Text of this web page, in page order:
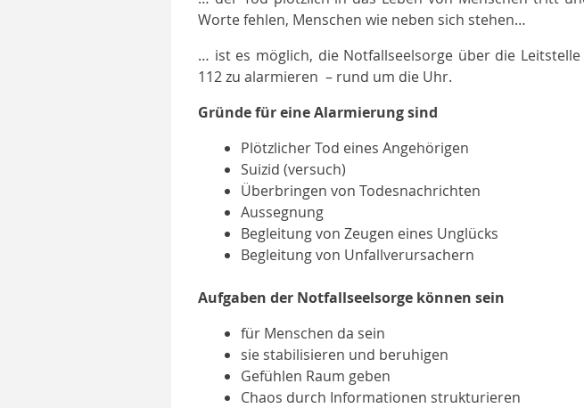
Worte fehlen, Menschen wie neben sich stehen…
… ist es möglich, die Notfallseelsorge über die
112 zu alarmieren – rund um die Uhr.
Gründe für eine Alarmierung sind
Plötzlicher Tod eines Angehörigen
Suizid (versuch)
Überbringen von Todesnachrichten
Aussegnung
Begleitung von Zeugen eines Unglücks
Begleitung von Unfallverursachern
Aufgaben der Notfallseelsorge können sein
für Menschen da sein
sie stabilisieren und beruhigen
Gefühlen Raum geben
Chaos durch Informationen strukturieren